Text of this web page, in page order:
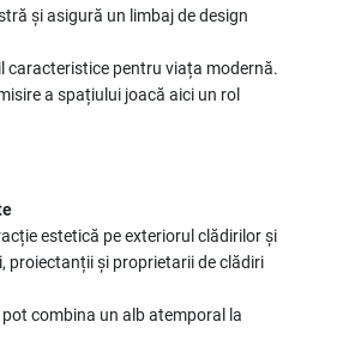
și asigură un limbaj de design
caracteristice pentru viața modernă.
a spațiului joacă aici un rol
estetică pe exteriorul clădirilor și
proiectanții și proprietarii de clădiri
combina un alb atemporal la